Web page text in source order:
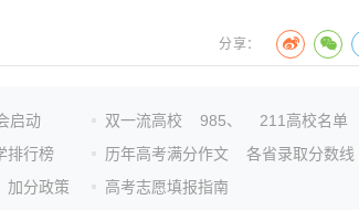
分享：
启动
排行榜
加分政策
双一流高校 985、
211高校名单
历年高考满分作文
各省录取分数线
高考志愿填报指南